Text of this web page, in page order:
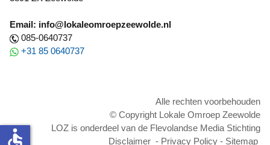
Email: info@lokaleomroepzeewolde.nl
085-0640737
+31 85 0640737
Alle rechten voorbehouden
© Copyright Lokale Omroep Zeewolde
LOZ is onderdeel van de Flevolandse Media Stichting
Disclaimer - Privacy Policy - Sitemap
accessible